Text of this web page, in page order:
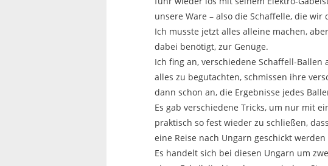
unsere Ware – also die Schaffelle, die
Ich musste jetzt alles alleine machen,
dabei benötigt, zur Genüge.
Ich fing an, verschiedene Schaffell-
alles zu begutachten, schmissen ihre
dann schon an, die Ergebnisse jedes
Es gab verschiedene Tricks, um nur mit
praktisch so fest wieder zu schließen,
eine Reise nach Ungarn geschickt
Es handelt sich bei diesen Ungarn um